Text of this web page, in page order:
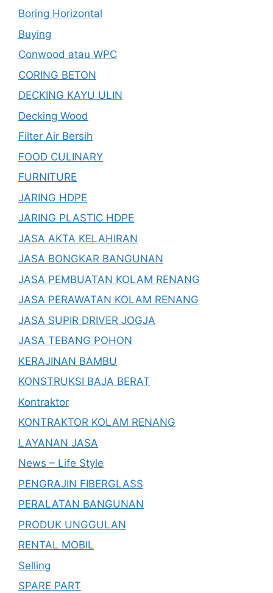
Boring Horizontal
Buying
Conwood atau WPC
CORING BETON
DECKING KAYU ULIN
Decking Wood
Filter Air Bersih
FOOD CULINARY
FURNITURE
JARING HDPE
JARING PLASTIC HDPE
JASA AKTA KELAHIRAN
JASA BONGKAR BANGUNAN
JASA PEMBUATAN KOLAM RENANG
JASA PERAWATAN KOLAM RENANG
JASA SUPIR DRIVER JOGJA
JASA TEBANG POHON
KERAJINAN BAMBU
KONSTRUKSI BAJA BERAT
Kontraktor
KONTRAKTOR KOLAM RENANG
LAYANAN JASA
News – Life Style
PENGRAJIN FIBERGLASS
PERALATAN BANGUNAN
PRODUK UNGGULAN
RENTAL MOBIL
Selling
SPARE PART